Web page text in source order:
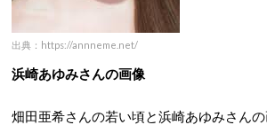
出典：https://annneme.net/
浜崎あゆみさんの画像
畑田亜希さんの若い頃と浜崎あゆみさん